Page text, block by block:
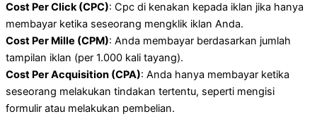
Cost Per Click (CPC): Cpc di kenakan kepada iklan jika hanya
membayar ketika seseorang mengklik iklan Anda.
Cost Per Mille (CPM): Anda membayar berdasarkan jumlah
tampilan iklan (per 1.000 kali tayang).
Cost Per Acquisition (CPA): Anda hanya membayar ketika
seseorang melakukan tindakan tertentu, seperti mengisi
formulir atau melakukan pembelian.